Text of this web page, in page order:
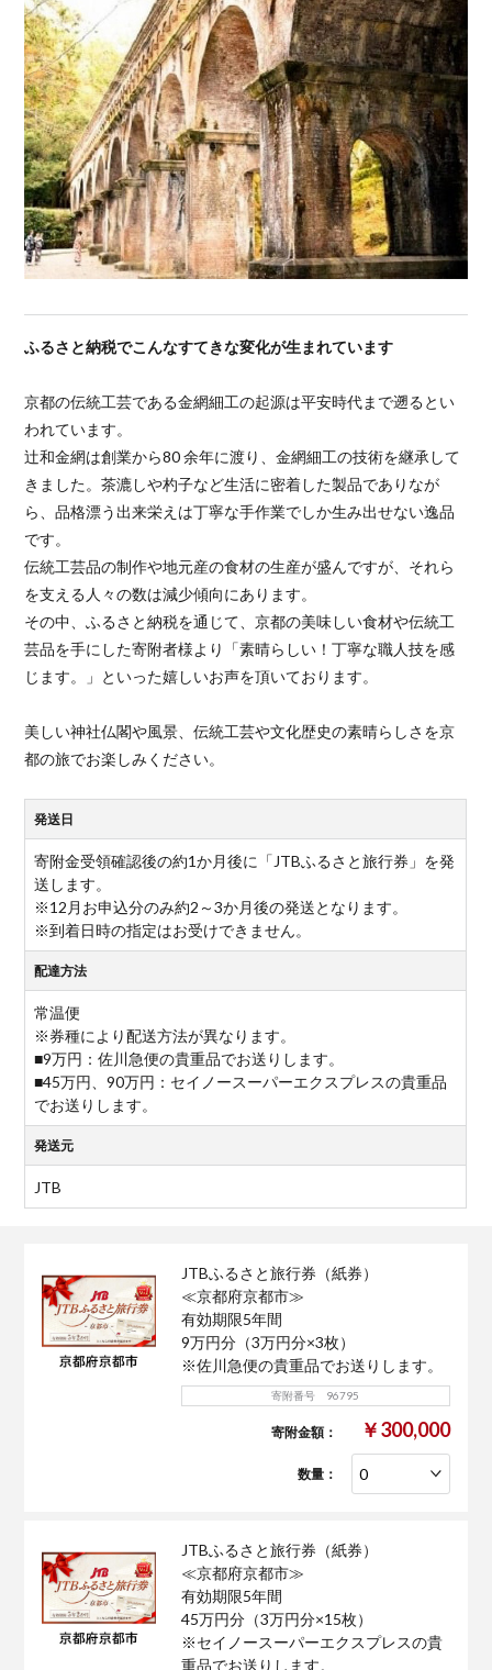
ふるさと納税でこんなすてきな変化が生まれています
京都の伝統工芸である金網細工の起源は平安時代まで遡るとい
われています。
辻和金網は創業から80 余年に渡り、金網細工の技術を継承して
きました。茶漉しや杓子など生活に密着した製品でありなが
ら、品格漂う出来栄えは丁寧な手作業でしか生み出せない逸品
です。
伝統工芸品の制作や地元産の食材の生産が盛んですが、それら
を支える人々の数は減少傾向にあります。
その中、ふるさと納税を通じて、京都の美味しい食材や伝統工
芸品を手にした寄附者様より「素晴らしい！丁寧な職人技を感
じます。」といった嬉しいお声を頂いております。
美しい神社仏閣や風景、伝統工芸や文化歴史の素晴らしさを京
都の旅でお楽しみください。
発送日
寄附金受領確認後の約1か月後に「JTBふるさと旅行券」を発
送します。
※12月お申込分のみ約2～3か月後の発送となります。
※到着日時の指定はお受けできません。
配達方法
常温便
※券種により配送方法が異なります。
■9万円：佐川急便の貴重品でお送りします。
■45万円、90万円：セイノースーパーエクスプレスの貴重品
でお送りします。
発送元
JTB
JTBふるさと旅行券（紙券）
≪京都府京都市≫
有効期限5年間
9万円分（3万円分×3枚）
※佐川急便の貴重品でお送りします。
寄附番号 96795
寄附金額： ￥300,000
数量：
JTBふるさと旅行券（紙券）
≪京都府京都市≫
有効期限5年間
45万円分（3万円分×15枚）
※セイノースーパーエクスプレスの貴
重品でお送りします。